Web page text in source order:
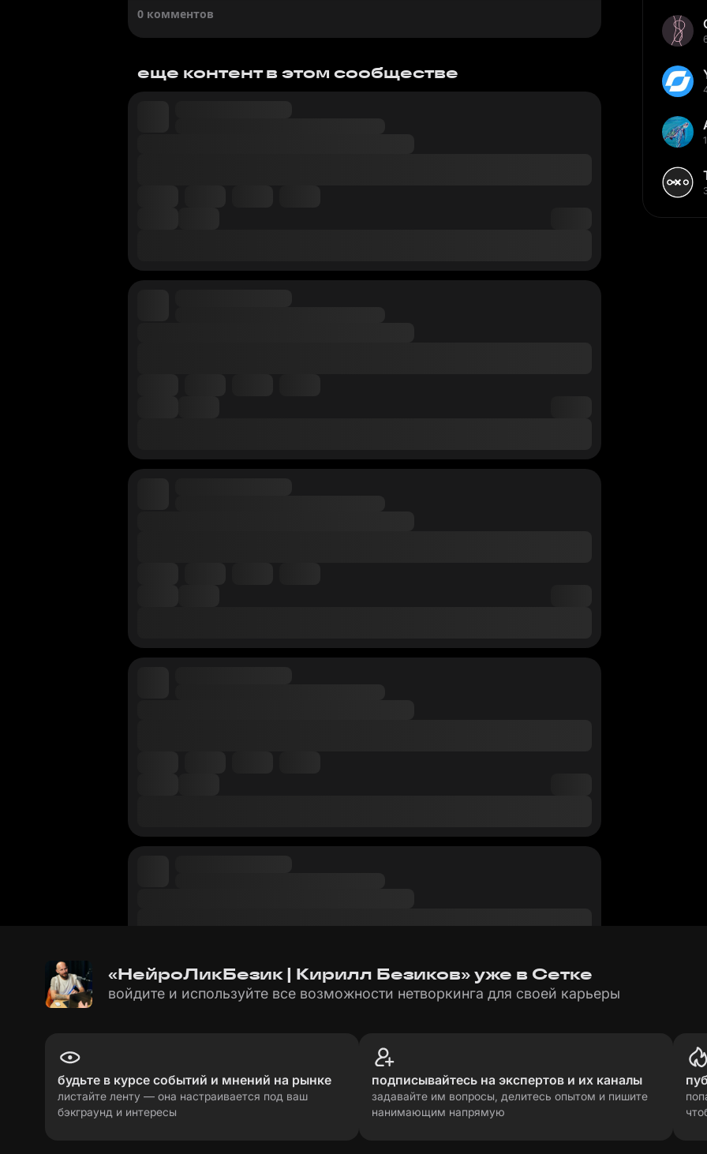
0 комментов
еще контент в этом сообществе
«НейроЛикБезик | Кирилл Безиков» уже в Сетке
войдите и используйте все возможности нетворкинга для своей карьеры
будьте в курсе событий и мнений на рынке
листайте ленту — она настраивается под ваш
бэкграунд и интересы
подписывайтесь на экспертов и их каналы
задавайте им вопросы, делитесь опытом и пишите
нанимающим напрямую